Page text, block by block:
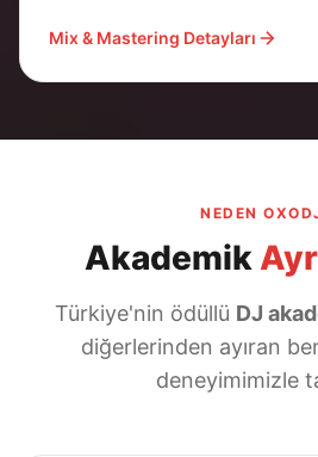
Mix & Mastering Detayları
NEDEN
Akademik
Türkiye'nin ödüllü DJ
diğerlerinden ayıran
deneyimimizle